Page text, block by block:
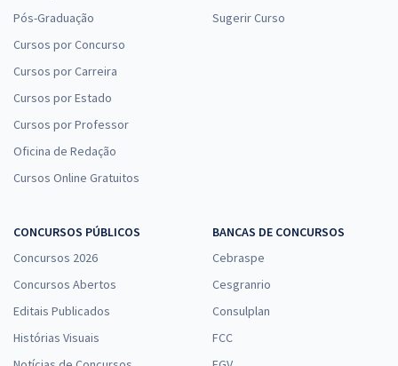
Pós-Graduação
Cursos por Concurso
Cursos por Carreira
Cursos por Estado
Cursos por Professor
Oficina de Redação
Cursos Online Gratuitos
Sugerir Curso
CONCURSOS PÚBLICOS
Concursos 2026
Concursos Abertos
Editais Publicados
Histórias Visuais
BANCAS DE CONCURSOS
Cebraspe
Cesgranrio
Consulplan
FCC